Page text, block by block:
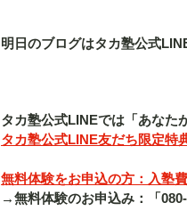
明日のブログはタカ塾公式
タカ塾公式LINEでは「あなた
タカ塾公式LINE友だち限定特
無料体験をお申込の方：入塾
→無料体験のお申込み：「